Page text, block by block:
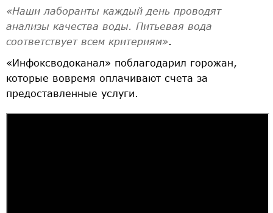
«Наши лаборанты каждый день проводят
анализы качества воды. Питьевая вода
соответствует всем критериям».
«Инфоксводоканал» поблагодарил горожан,
которые вовремя оплачивают счета за
предоставленные услуги.